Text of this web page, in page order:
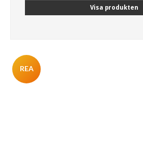
Visa produkten
REA